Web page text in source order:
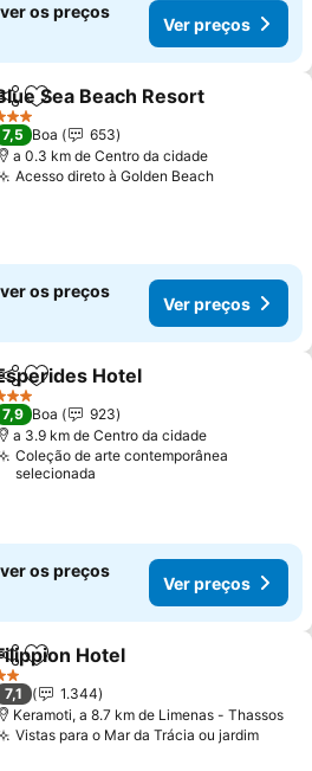
os preços
Ver preços
Adicionar aos favoritos
Sea Beach Resort
Estrelas
7,5 Boa
653
a 0.3 km de Centro da cidade
Acesso direto à Golden Beach
os preços
Ver preços
Adicionar aos favoritos
Hotel
Estrelas
7,9 Boa
923
a 3.9 km de Centro da cidade
Coleção de arte contemporânea
selecionada
os preços
Ver preços
Adicionar aos favoritos
Hotel
Estrelas
7,1
1.344
Keramoti, a 8.7 km de Limenas - Thassos
Vistas para o Mar da Trácia ou jardim